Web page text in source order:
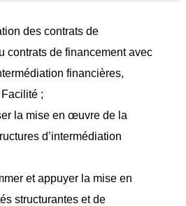
des contrats de
contrats de financement avec
financières,
;
la mise en œuvre de la
d’intermédiation
et appuyer la mise en
structurantes et de